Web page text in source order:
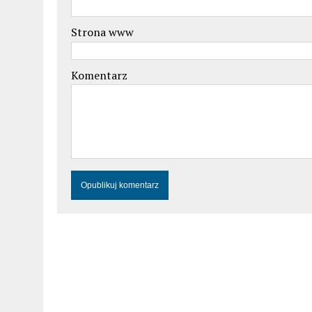
Strona www
Komentarz